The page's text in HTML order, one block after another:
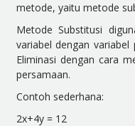
metode, yaitu metode
Metode Substitusi
variabel dengan
Eliminasi dengan cara
persamaan.
Contoh sederhana:
2x+4y = 12